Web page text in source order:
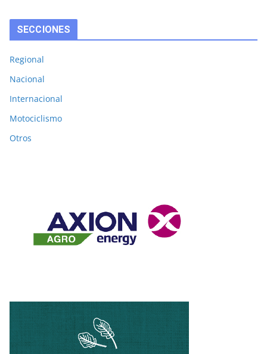
SECCIONES
Regional
Nacional
Internacional
Motociclismo
Otros